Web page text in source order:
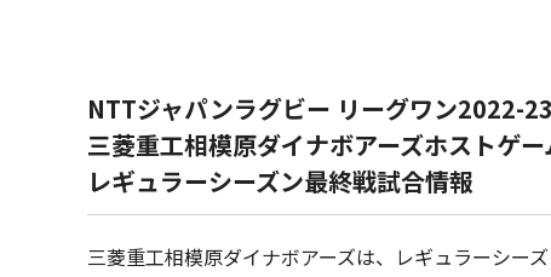
NTTジャパンラグビー リーグワン2022-
三菱重工相模原ダイナボアーズホストゲー
レギュラーシーズン最終戦試合情報
三菱重工相模原ダイナボアーズは、レギュラーシー